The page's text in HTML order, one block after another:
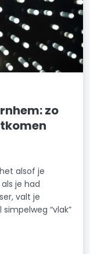
zo
alsof je
je had
valt je
“vlak”